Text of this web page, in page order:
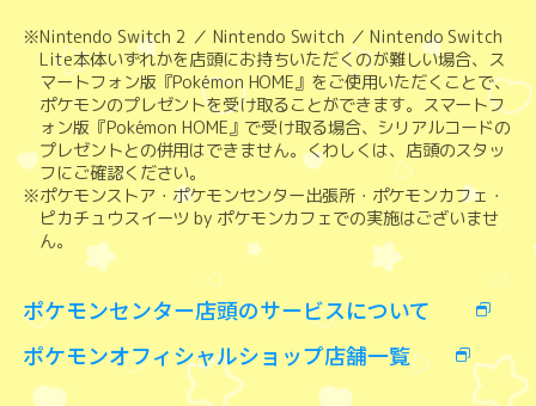
※Nintendo Switch 2 ／ Nintendo Switch ／ Nintendo Switch
Lite本体いずれかを店頭にお持ちいただくのが難しい場合、ス
マートフォン版『Pokémon HOME』をご使用いただくことで、
ポケモンのプレゼントを受け取ることができます。スマートフ
ォン版『Pokémon HOME』で受け取る場合、シリアルコードの
プレゼントとの併用はできません。くわしくは、店頭のスタッ
フにご確認ください。
※ポケモンストア・ポケモンセンター出張所・ポケモンカフェ・
ピカチュウスイーツ by ポケモンカフェでの実施はございませ
ん。
ポケモンセンター店頭のサービスについて
ポケモンオフィシャルショップ店舗一覧